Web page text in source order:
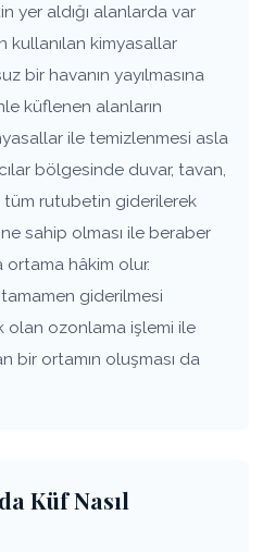
yer aldığı alanlarda var
kullanılan kimyasallar
bir havanın yayılmasına
küflenen alanların
ile temizlenmesi asla
bölgesinde duvar, tavan,
rutubetin giderilerek
sahip olması ile beraber
ortama hâkim olur.
giderilmesi
olan ozonlama işlemi ile
bir ortamın oluşması da
Küf Nasıl